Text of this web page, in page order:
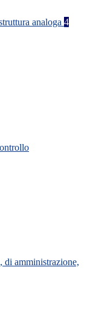
analoga 4
amministrazione,